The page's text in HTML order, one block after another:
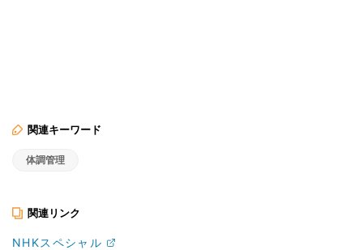
関連キーワード
体調管理
関連リンク
NHKスペシャル